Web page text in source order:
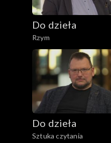
Do dzieła
Rzym
Do dzieła
Sztuka czytania